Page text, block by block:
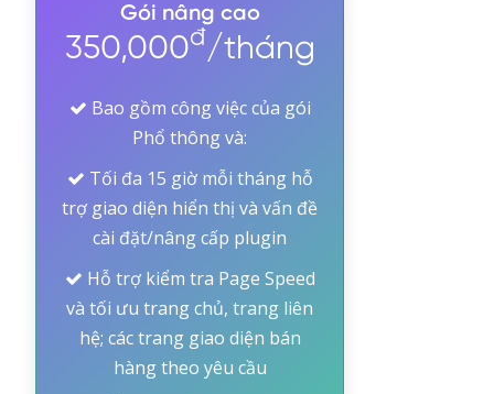
Gói nâng cao
350,000đ/tháng
Bao gồm công việc của gói
Phổ thông và:
Tối đa 15 giờ mỗi tháng hỗ
trợ giao diện hiển thị và vấn đề
cài đặt/nâng cấp plugin
Hỗ trợ kiểm tra Page Speed
và tối ưu trang chủ, trang liên
hệ; các trang giao diện bán
hàng theo yêu cầu